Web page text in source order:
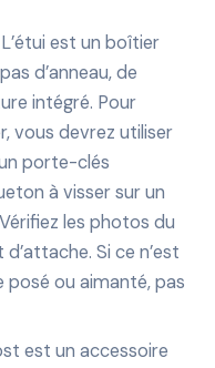
est un boîtier
d’anneau, de
intégré. Pour
vous devrez utiliser
porte-clés
à visser sur un
les photos du
Si ce n’est
posé ou aimanté, pas
est un accessoire